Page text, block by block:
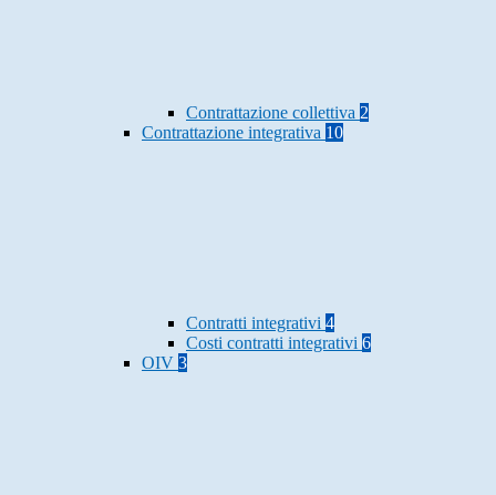
Contrattazione collettiva 2
Contrattazione integrativa 10
Contratti integrativi 4
Costi contratti integrativi 6
OIV 3